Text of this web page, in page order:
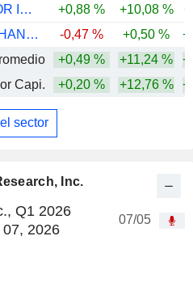
Inc.
Q1 2026
2026
07/05
BE SEMICONDUCTOR INDUSTRIES N.V.
+0,88 % +10,08 %
ACM RESEARCH (SHANGHAI), INC.
-0,47 % +0,50 %
+0,49 % +11,24 %
Capi.
+0,20 % +12,76 %
sector